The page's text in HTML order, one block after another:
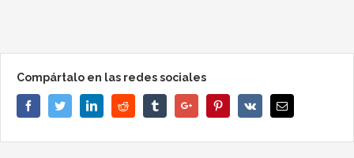
Compártalo en las redes sociales
FacebookTwitterLinkedinReddit TumblrGoogle+ PinterestVk Email